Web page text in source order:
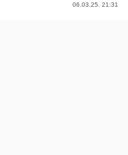
06.03.25. 21:31